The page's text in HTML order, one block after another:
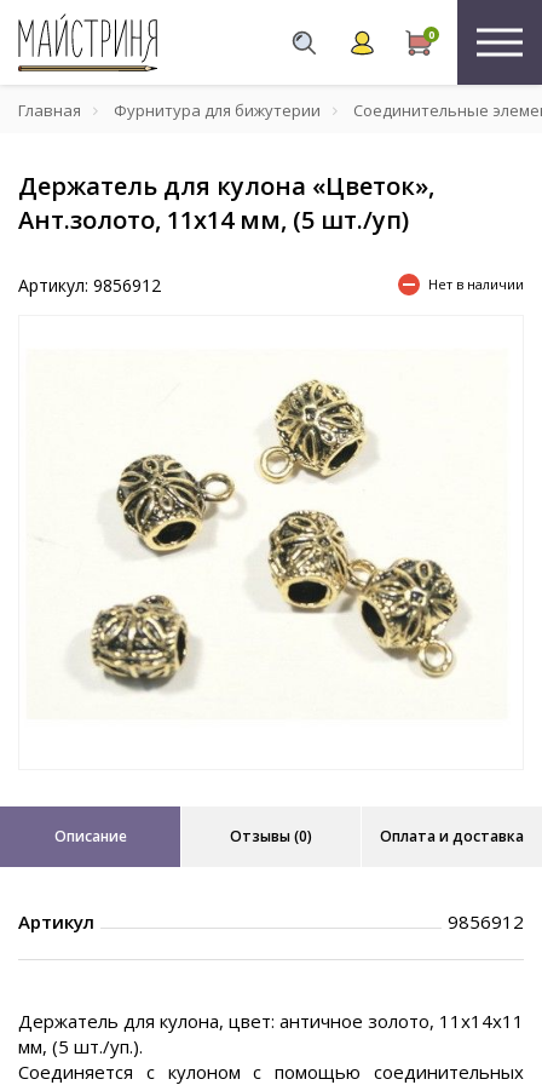
0
Главная Фурнитура для бижутерии Соединительные
Держатель для кулона «Цветок»,
Ант.золото, 11x14 мм, (5 шт./уп)
Артикул: 9856912 Нет в наличии
Описание Отзывы (0) Оплата и доставка
Артикул 9856912
Держатель для кулона, цвет: античное золото, 11х14х11
мм, (5 шт./уп.).
Соединяется с кулоном с помощью соединительных